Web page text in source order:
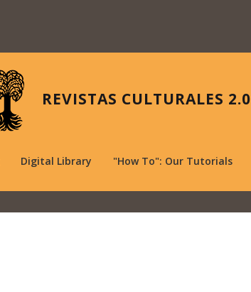
REVISTAS CULTURALES 2.0
Digital Library "How To": Our Tutorials